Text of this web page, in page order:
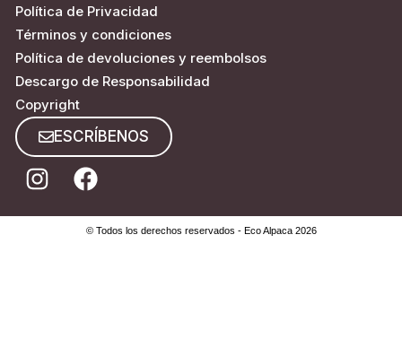
Política de Privacidad
Términos y condiciones
Política de devoluciones y reembolsos
Descargo de Responsabilidad
Copyright
ESCRÍBENOS
© Todos los derechos reservados - Eco Alpaca 2026